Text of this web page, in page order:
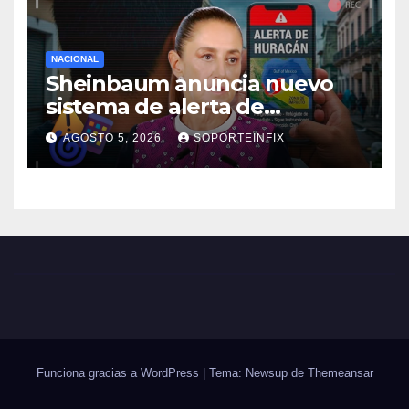
NACIONAL
Sheinbaum anuncia nuevo
sistema de alerta de
huracanes vía celular ante
temporada ciclónica intensa
AGOSTO 5, 2026 SOPORTEINFIX
Funciona gracias a WordPress Tema: Newsup de Themeansar